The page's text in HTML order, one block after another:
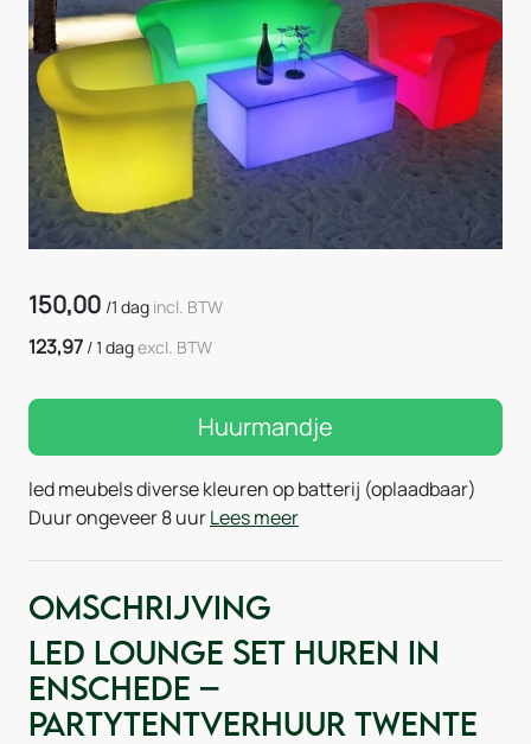
150,00 /1 dag incl. BTW
123,97 /1 dagexcl. BTW
Huurmandje
led meubels diverse kleuren op batterij (oplaadbaar)
Duur ongeveer 8 uurLees meer
Omschrijving
LED lounge set huren in
Enschede –
Partytentverhuur Twente